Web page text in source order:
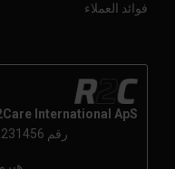
فوائد العملاء
International ApS
رقم CVR: 43231456